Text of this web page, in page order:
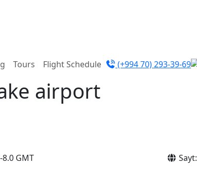
Tours Flight Schedule (+994 70) 293-39-69
airport
GMT Sayt: